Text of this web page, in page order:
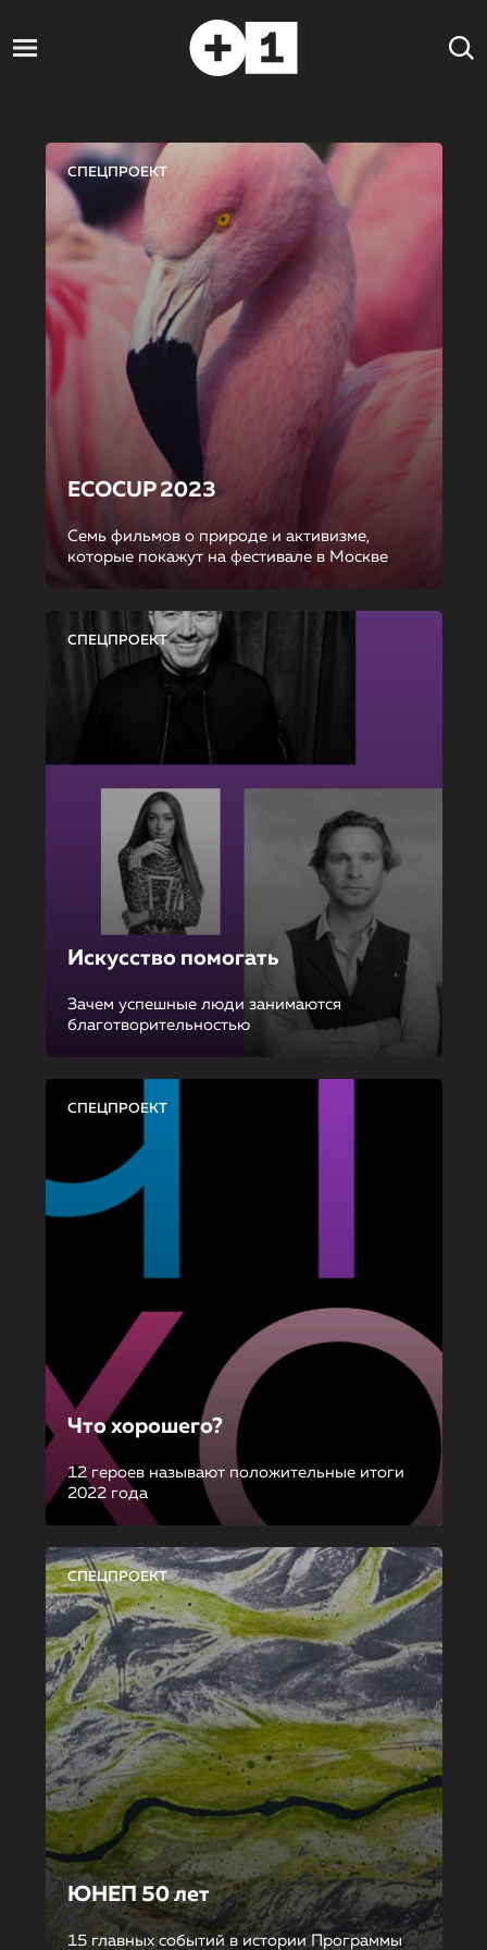
СПЕЦПРОЕКТ
ECOCUP 2023
Семь фильмов о природе и активизме,
которые покажут на фестивале в Москве
СПЕЦПРОЕКТ
Искусство помогать
Зачем успешные люди занимаются
благотворительностью
СПЕЦПРОЕКТ
Что хорошего?
12 героев называют положительные итоги
2022 года
СПЕЦПРОЕКТ
ЮНЕП 50 лет
15 главных событий в истории Программы